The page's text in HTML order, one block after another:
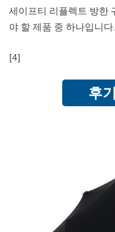
세이프티 리플렉트 방한
야 할 제품 중 하나입니다.
[4]
후